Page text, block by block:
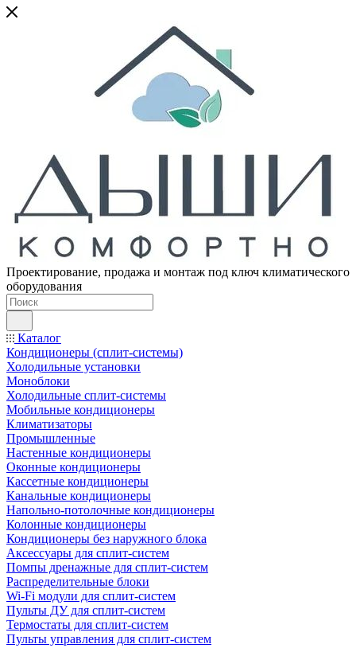
Проектирование, продажа и монтаж под ключ климатического
оборудования
Каталог
Кондиционеры (сплит-системы)
Холодильные установки
Моноблоки
Холодильные сплит-системы
Мобильные кондиционеры
Климатизаторы
Промышленные
Настенные кондиционеры
Оконные кондиционеры
Кассетные кондиционеры
Канальные кондиционеры
Напольно-потолочные кондиционеры
Колонные кондиционеры
Кондиционеры без наружного блока
Аксессуары для сплит-систем
Помпы дренажные для сплит-систем
Распределительные блоки
Wi-Fi модули для сплит-систем
Пульты ДУ для сплит-систем
Термостаты для сплит-систем
Пульты управления для сплит-систем